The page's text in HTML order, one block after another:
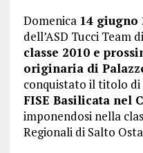
Domenica 14 giugno
dell’ASD Tucci Team
classe 2010 e
originaria di
conquistato il titolo di
FISE Basilicata nel
imponendosi nella
Regionali di Salto